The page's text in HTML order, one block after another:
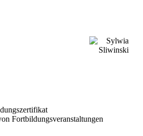
Fortbildungsveranstaltungen